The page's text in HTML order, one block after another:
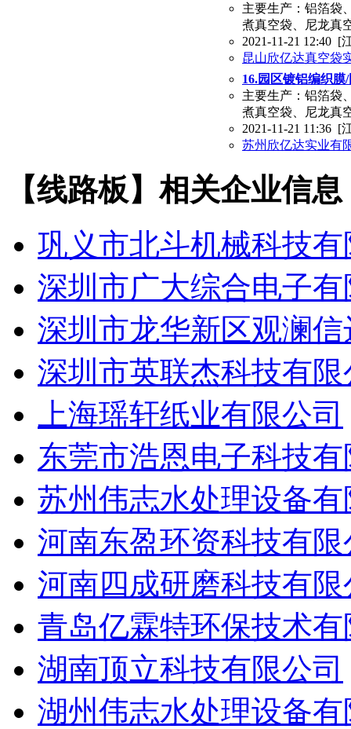
主要生产：铝箔袋
煮真空袋、尼龙真
2021-11-21 12:40 [
昆山欣亿达真空袋
16.园区镀铝编织
主要生产：铝箔袋
煮真空袋、尼龙真
2021-11-21 11:36 [
苏州欣亿达实业有
【线路板】相关企业信息
巩义市北斗机械科技
深圳市广大综合电子
深圳市龙华新区观澜
深圳市英联杰科技有限
上海瑶轩纸业有限公司
东莞市浩恩电子科技
苏州伟志水处理设备
河南东盈环资科技有限
河南四成研磨科技有
青岛亿霖特环保技术
湖南顶立科技有限公司
湖州伟志水处理设备